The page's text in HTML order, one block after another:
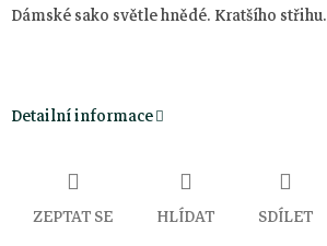
Dámské sako světle hnědé. Kratšího střihu.
Detailní informace
ZEPTAT SE HLÍDAT SDÍLET